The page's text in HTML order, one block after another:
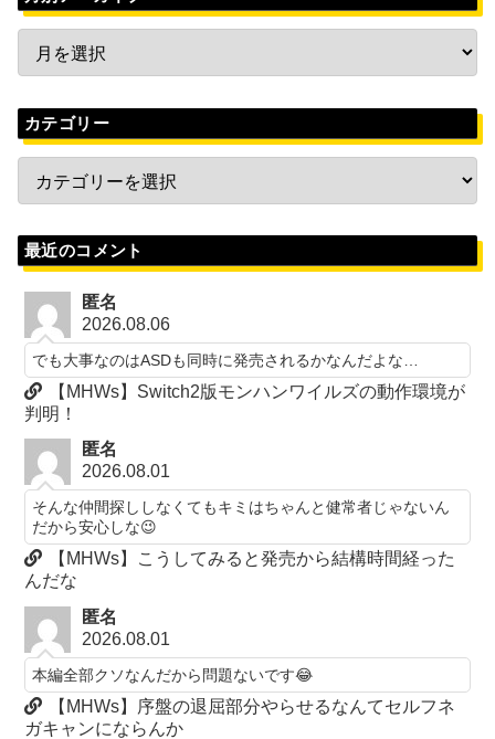
カテゴリー
最近のコメント
匿名
2026.08.06
でも大事なのはASDも同時に発売されるかなんだよな…
【MHWs】Switch2版モンハンワイルズの動作環境が
判明！
匿名
2026.08.01
そんな仲間探ししなくてもキミはちゃんと健常者じゃないん
だから安心しな😉
【MHWs】こうしてみると発売から結構時間経った
んだな
匿名
2026.08.01
本編全部クソなんだから問題ないです😂
【MHWs】序盤の退屈部分やらせるなんてセルフネ
ガキャンにならんか